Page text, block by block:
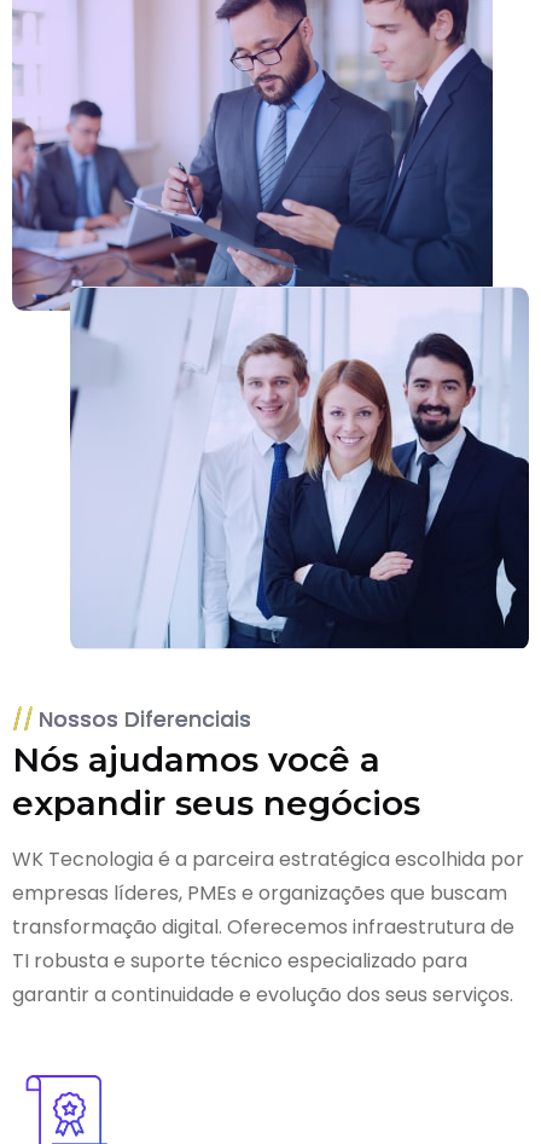
Nossos Diferenciais
Nós ajudamos você a
expandir seus negócios
WK Tecnologia é a parceira estratégica escolhida por
empresas líderes, PMEs e organizações que buscam
transformação digital. Oferecemos infraestrutura de
TI robusta e suporte técnico especializado para
garantir a continuidade e evolução dos seus serviços.